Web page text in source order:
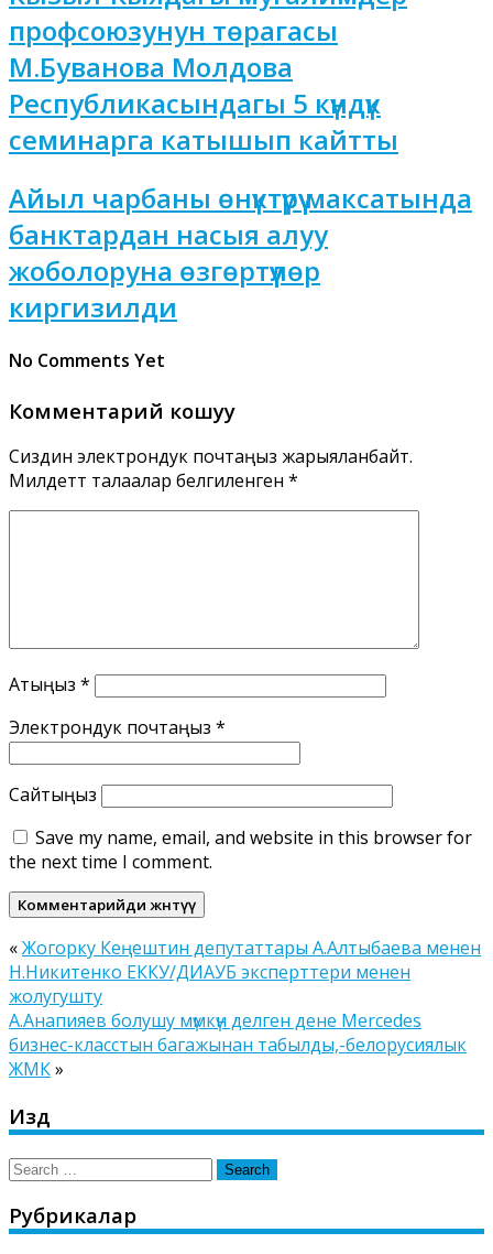
профсоюзунун төрагасы
М.Буванова Молдова
Республикасындагы 5 күндүк
семинарга катышып кайтты
Айыл чарбаны өнүктүрүү максатында
банктардан насыя алуу
жоболоруна өзгөртүүлөр
киргизилди
No Comments Yet
Комментарий кошуу
Сиздин электрондук почтаңыз жарыяланбайт.
Милдеттүү талаалар белгиленген *
Атыңыз *
Электрондук почтаңыз *
Сайтыңыз
Save my name, email, and website in this browser for
the next time I comment.
«Жогорку Кеңештин депутаттары А.Алтыбаева менен
Н.Никитенко ЕККУ/ДИАУБ эксперттери менен
жолугушту
А.Анапияев болушу мүмкүн делген дене Mercedes
бизнес-класстын багажынан табылды,-белорусиялык
ЖМК»
Издөө
Search
Рубрикалар